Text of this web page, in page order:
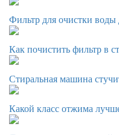
Фильтр для очистки
Как почистить фильтр в
Стиральная машина
Какой класс отжима